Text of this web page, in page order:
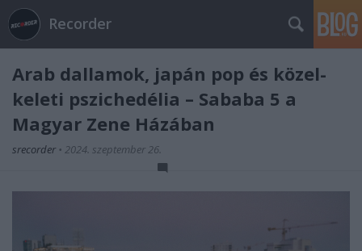
Recorder
Arab dallamok, japán pop és közel-
keleti pszichedélia – Sababa 5 a
Magyar Zene Házában
srecorder • 2024. szeptember 26.